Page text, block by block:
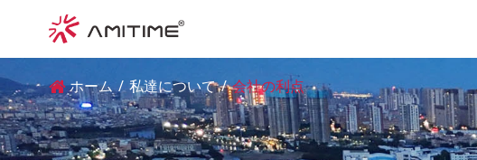
ホーム 私達について 会社の利点